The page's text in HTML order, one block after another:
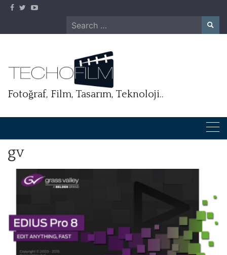
Skip
Search
for:
Fotoğraf, Film, Tasarım, Teknoloji..
gv